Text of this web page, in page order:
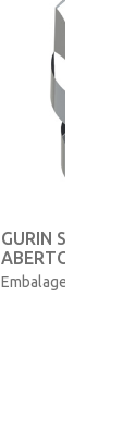
GURIN SLOT
ABERTO -
Embalagem com